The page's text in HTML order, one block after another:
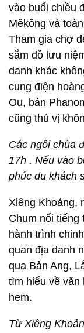
vào buổi chiều
Mêkông và
Tham gia chợ
sắm đồ lưu
danh khác
cung điện
Ou, bản
cũng thú vị
Các ngôi chùa
17h . Nếu vào
phúc du khách
Xiêng Khoảng,
Chum nổi tiếng
hành trình
quan địa danh
qua Bản Ang,
tìm hiểu về
hem.
Từ Xiêng